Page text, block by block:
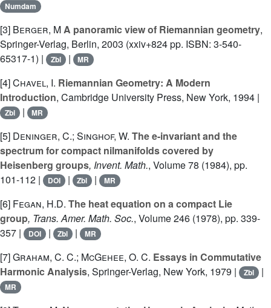
Numdam
[3] Berger, MA panoramic view of Riemannian geometry,
Springer-Verlag, Berlin, 2003 (xxiv+824 pp. ISBN: 3-540-
65317-1) |
Zbl | MR
[4]Chavel, I. Riemannian Geometry: A Modern
Introduction, Cambridge University Press, New York, 1994 |
Zbl | MR
[5] Deninger, C.; Singhof, W. The e-invariant and the
spectrum for compact nilmanifolds covered by
Heisenberg groups, Invent. Math., Volume 78 (1984), pp.
101-112 |
DOI | Zbl | MR
[6] Fegan, H.D. The heat equation on a compact Lie
group, Trans. Amer. Math. Soc., Volume 246 (1978), pp. 339-
357 |
DOI | Zbl | MR
[7]Graham, C. C.; McGehee, O. C. Essays in Commutative
Harmonic Analysis, Springer-Verlag, New York, 1979 | Zbl |
MR